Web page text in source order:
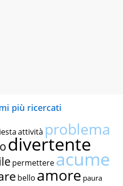
più ricercati
attività problema
divertente
permettereacume
bello amore paura